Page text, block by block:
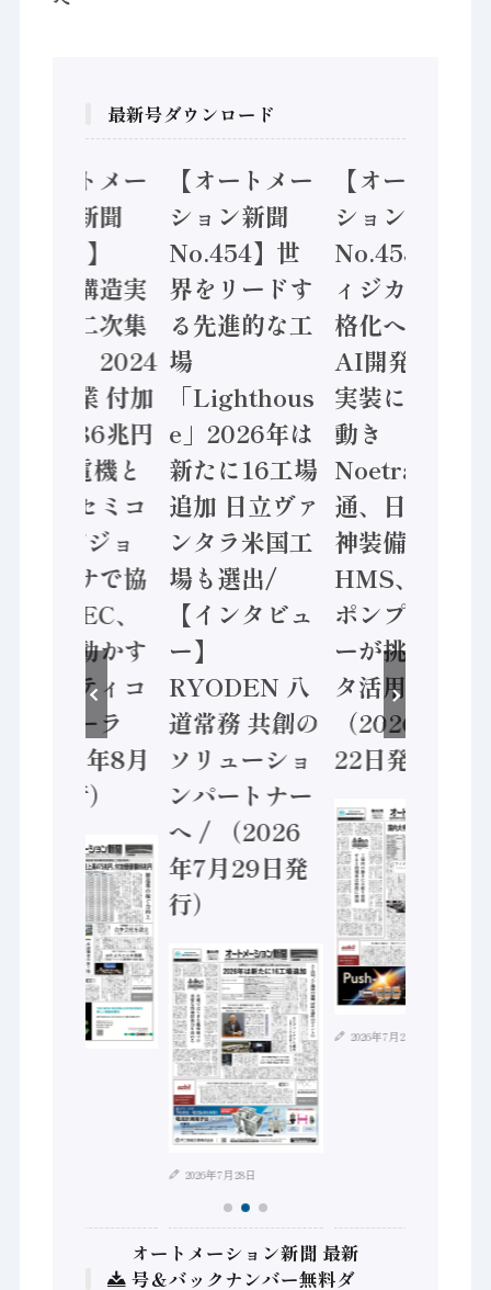
最新号ダウンロード
【オートメー
ション新聞
No.455】
「経済構造実
態調査二次集
計結果」2024
年製造業 付加
価値額86兆円
/ 三菱電機と
ソニーセミコ
ン AIビジョ
ンセンサで協
業 / IDEC、
安全に動かす
セーフティコ
ントローラ
（2026年8月
5日発行）
【オートメー
ション新聞
No.454】世
界をリードす
る先進的な工
場
「Lighthous
e」2026年は
新たに16工場
追加 日立ヴァ
ンタラ米国工
場も選出/
【インタビュ
ー】
RYODEN 八
道常務 共創の
ソリューショ
ンパートナー
へ / （2026
年7月29日発
行）
2026年7月28日
【オートメー
ション新聞
No.453】フ
ィジカルAI本
格化へ 国産
AI開発や社会
実装に活発な
動き
Noetra、富士
通、日立 / 兵
神装備 ×
HMS、老舗
ポンプメーカ
ーが挑むデー
タ活用 など
（2026年7月
22日発行）
2026年7月21日
オートメーション新聞 最新
号＆バックナンバー無料ダ